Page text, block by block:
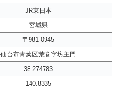
JR東日本
宮城県
〒981-0945
仙台市青葉区荒巻字坊主門
38.274783
140.8335